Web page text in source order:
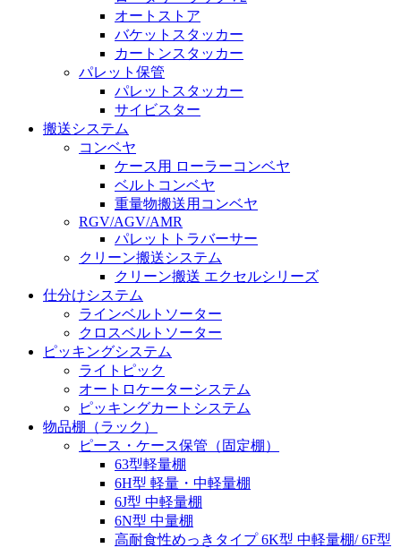
オートストア
バケットスタッカー
カートンスタッカー
パレット保管
パレットスタッカー
サイビスター
搬送システム
コンベヤ
ケース用 ローラーコンベヤ
ベルトコンベヤ
重量物搬送用コンベヤ
RGV/AGV/AMR
パレットトラバーサー
クリーン搬送システム
クリーン搬送 エクセルシリーズ
仕分けシステム
ラインベルトソーター
クロスベルトソーター
ピッキングシステム
ライトピック
オートロケーターシステム
ピッキングカートシステム
物品棚（ラック）
ピース・ケース保管（固定棚）
63型軽量棚
6H型 軽量・中軽量棚
6J型 中軽量棚
6N型 中量棚
高耐食性めっきタイプ 6K型 中軽量棚/ 6F型